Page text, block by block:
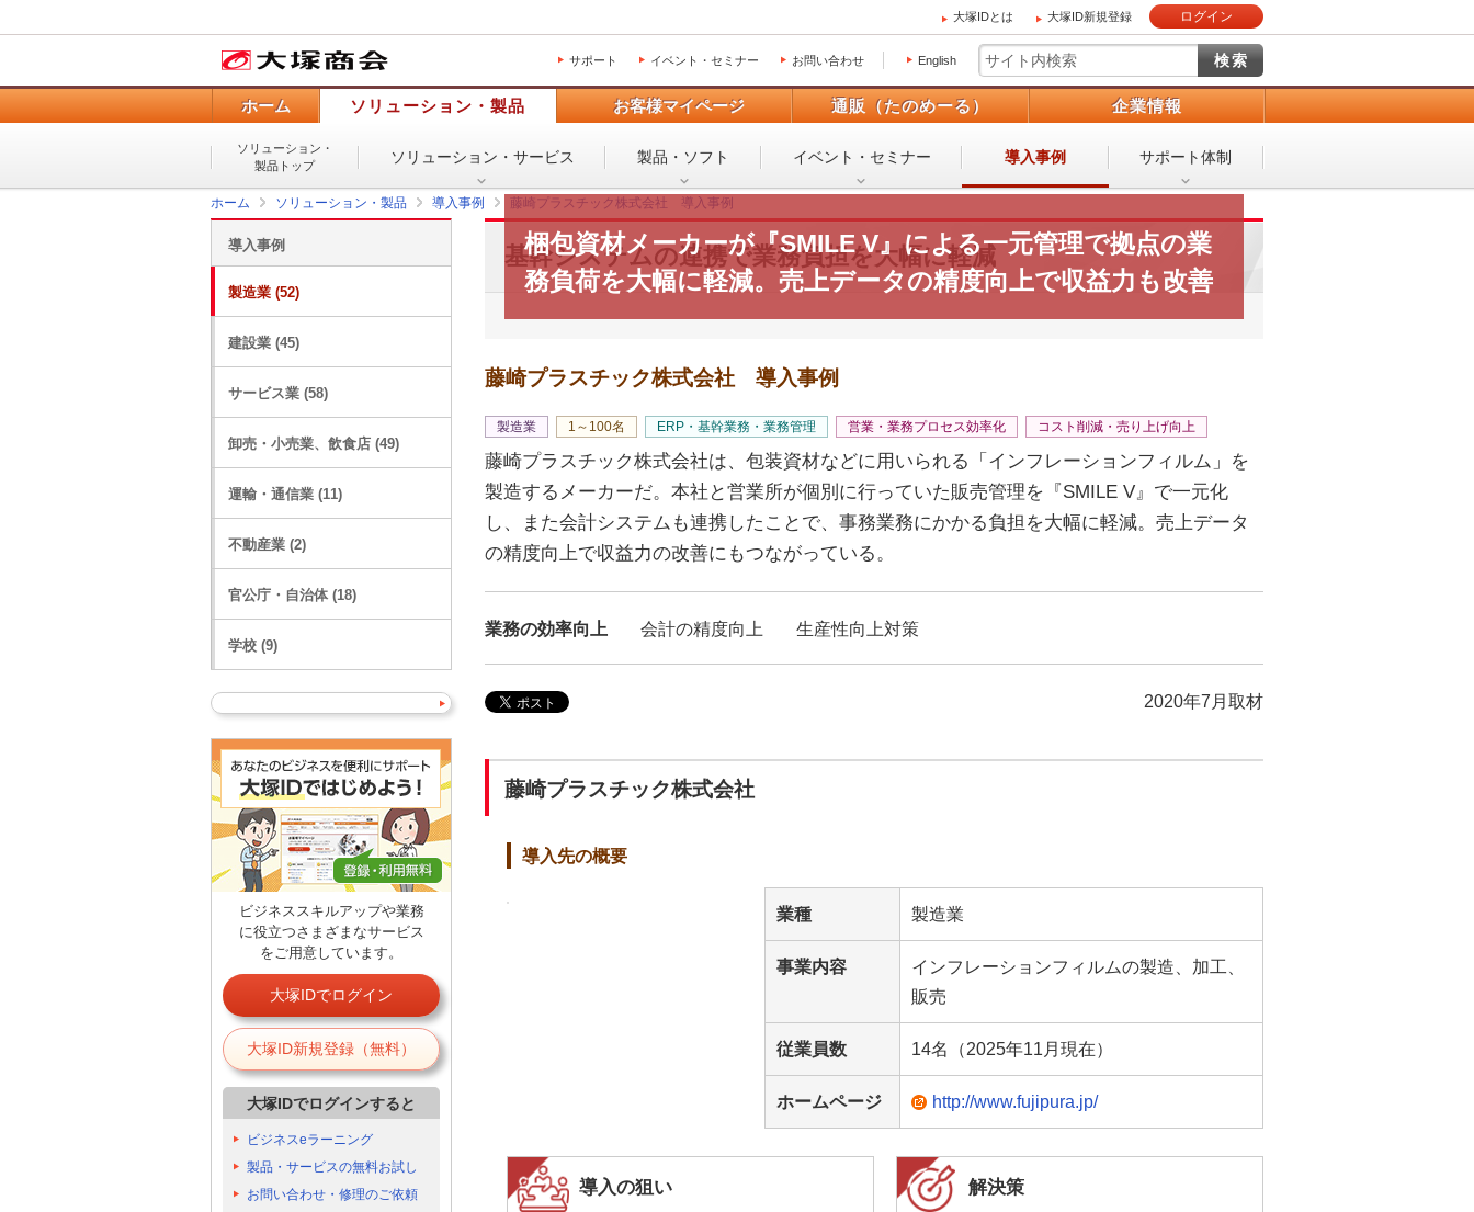
大塚IDとは 大塚ID新規登録 ログイン
サポート イベント・セミナー お問い合わせ English
ホーム ソリューション・製品 お客様マイページ 通販（たのめーる） 企業情報
ソリューション・
製品トップ
ソリューション・ サービス 製品・ソフト イベント・ セミナー 導入事例 サポート体制
ホーム ソリューション・製品 導入事例 藤崎プラスチック株式会社 導入事例
基幹システムの連携で業務負担を大幅に軽減
梱包資材メーカーが『SMILE V』による一元管理で拠点の業
務負荷を大幅に軽減。売上データの精度向上で収益力も改善
藤崎プラスチック株式会社 導入事例
製造業 1～100名 ERP・基幹業務・業務管理 営業・業務プロセス効率化 コスト削減・売り上げ向上
藤崎プラスチック株式会社は、包装資材などに用いられる「インフレーションフィルム」を
製造するメーカーだ。本社と営業所が個別に行っていた販売管理を『SMILE V』で一元化
し、また会計システムも連携したことで、事務業務にかかる負担を大幅に軽減。売上データ
の精度向上で収益力の改善にもつながっている。
業務の効率向上 会計の精度向上 生産性向上対策
2020年7月取材
藤崎プラスチック株式会社
導入先の概要
業種 製造業
事業内容
インフレーションフィルムの製造、加工、
販売
従業員数 14名（2025年11月現在）
ホームページ http://www.fujipura.jp/
導入の狙い 解決策
導入事例
製造業 (52)
建設業 (45)
サービス業 (58)
卸売・小売業、飲食店 (49)
運輸・通信業 (11)
不動産業 (2)
官公庁・自治体 (18)
学校 (9)
ビジネススキルアップや業務
に役立つさまざまなサービス
をご用意しています。
大塚IDでログイン
大塚ID新規登録（無料）
大塚IDでログインすると
ビジネスeラーニング
製品・サービスの無料お試し
お問い合わせ・修理のご依頼